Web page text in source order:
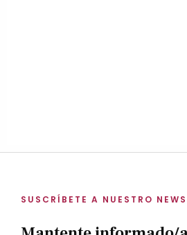
SUSCRÍBETE A NUESTRO